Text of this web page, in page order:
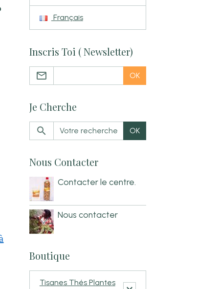
Français
Inscris Toi ( Newsletter)
OK
Je Cherche
OK
Nous Contacter
Contacter le centre.
Nous contacter
Boutique
Tisanes Thés Plantes